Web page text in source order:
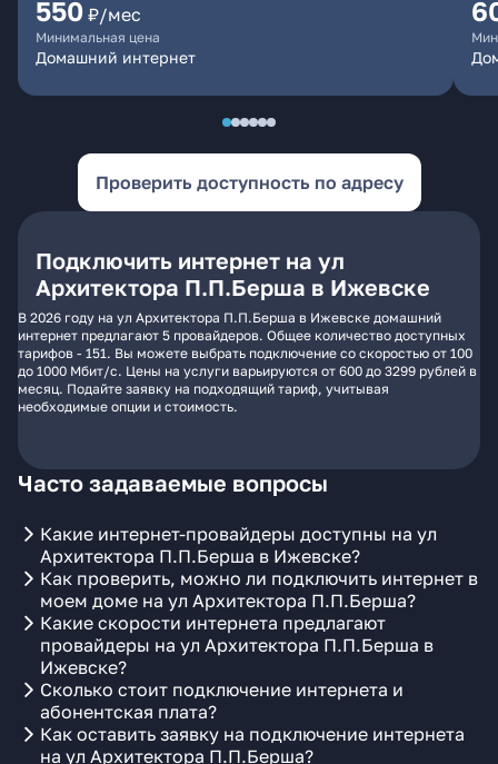
550 ₽/мес
Минимальная цена
Домашний интернет
Проверить доступность по адресу
Подключить интернет на ул
Архитектора П.П.Берша в Ижевске
В 2026 году на ул Архитектора П.П.Берша в Ижевске домашний
интернет предлагают 5 провайдеров. Общее количество доступных
тарифов - 151. Вы можете выбрать подключение со скоростью от 100
до 1000 Мбит/с. Цены на услуги варьируются от 600 до 3299 рублей в
месяц. Подайте заявку на подходящий тариф, учитывая
необходимые опции и стоимость.
Часто задаваемые вопросы
Какие интернет-провайдеры доступны на ул
Архитектора П.П.Берша в Ижевске?
Как проверить, можно ли подключить интернет в
моем доме на ул Архитектора П.П.Берша?
Какие скорости интернета предлагают
провайдеры на ул Архитектора П.П.Берша в
Ижевске?
Сколько стоит подключение интернета и
абонентская плата?
Как оставить заявку на подключение интернета
на ул Архитектора П.П.Берша?